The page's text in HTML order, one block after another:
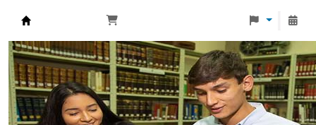
Biblioteca Universidad Monteávila